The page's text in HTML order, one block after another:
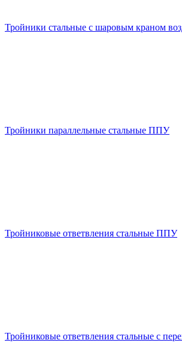
Тройники стальные с шаровым краном
Тройники параллельные стальные ППУ
Тройниковые ответвления стальные ППУ
Тройниковые ответвления стальные с